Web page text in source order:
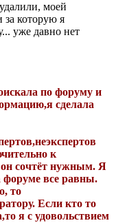
моей
за которую я
уже давно нет
по форуму и
сделала
к
он сочтёт нужным. Я
все равны.
то
Если кто то
я с удовольствием